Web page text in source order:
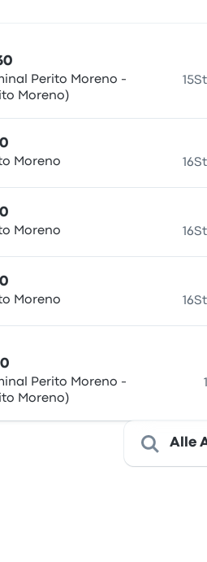
Perito Moreno -
Moreno)
Moreno
Moreno
Moreno
Perito Moreno -
Moreno)
Alle